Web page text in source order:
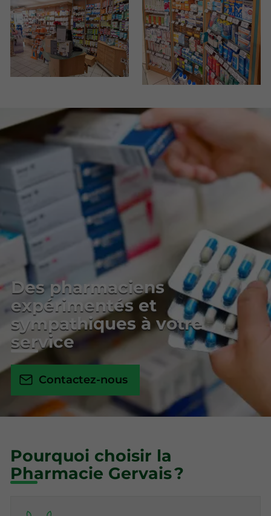
Des pharmaciens
expérimentés et
sympathiques à votre
service
Contactez-nous
Pourquoi choisir la
Pharmacie Gervais ?